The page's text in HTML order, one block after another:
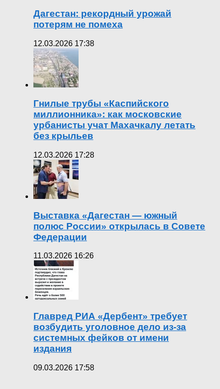
Дагестан: рекордный урожай
потерям не помеха
12.03.2026 17:38
Гнилые трубы «Каспийского
миллионника»: как московские
урбанисты учат Махачкалу летать
без крыльев
12.03.2026 17:28
Выставка «Дагестан — южный
полюс России» открылась в Совете
Федерации
11.03.2026 16:26
Главред РИА «Дербент» требует
возбудить уголовное дело из-за
системных фейков от имени
издания
09.03.2026 17:58